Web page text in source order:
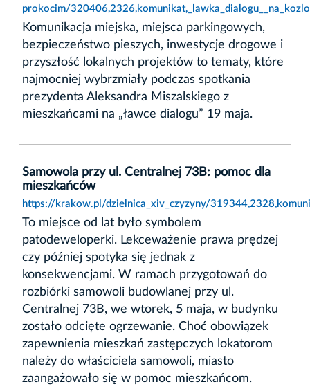
prokocim/
Komunikacja miejska, miejsca parkingowych,
bezpieczeństwo pieszych, inwestycje drogowe i
przyszłość lokalnych projektów to tematy, które
najmocniej wybrzmiały podczas spotkania
prezydenta Aleksandra Miszalskiego z
mieszkańcami na „ławce dialogu” 19 maja.
Samowola przy ul. Centralnej 73B: pomoc dla
mieszkańców
https://krakow.pl/dzielnica_xiv_czyzyny/
To miejsce od lat było symbolem
patodeweloperki. Lekceważenie prawa prędzej
czy później spotyka się jednak z
konsekwencjami. W ramach przygotowań do
rozbiórki samowoli budowlanej przy ul.
Centralnej 73B, we wtorek, 5 maja, w budynku
zostało odcięte ogrzewanie. Choć obowiązek
zapewnienia mieszkań zastępczych lokatorom
należy do właściciela samowoli, miasto
zaangażowało się w pomoc mieszkańcom.